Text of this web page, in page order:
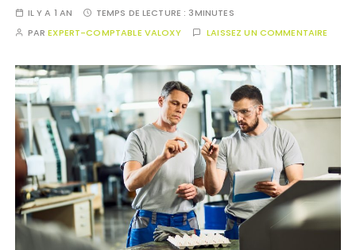
IL Y A 1 AN TEMPS DE LECTURE : 3MINUTES
PAREXPERT-COMPTABLE VALOXY LAISSEZ UN COMMENTAIRE